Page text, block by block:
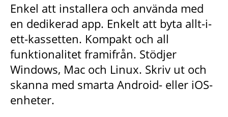
Enkel att installera och använda med
en dedikerad app. Enkelt att byta allt-i-
ett-kassetten. Kompakt och all
funktionalitet framifrån. Stödjer
Windows, Mac och Linux. Skriv ut och
skanna med smarta Android- eller iOS-
enheter.